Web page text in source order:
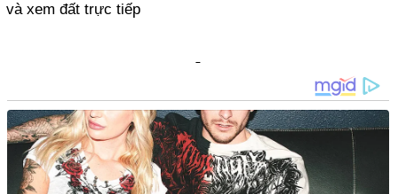
và xem đất trực tiếp